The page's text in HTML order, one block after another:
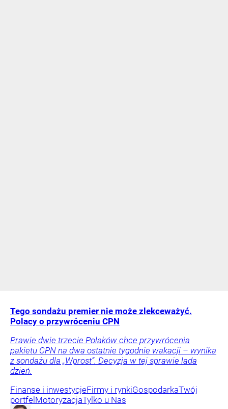
Tego sondażu premier nie może zlekceważyć.
Polacy o przywróceniu CPN
Prawie dwie trzecie Polaków chce przywrócenia
pakietu CPN na dwa ostatnie tygodnie wakacji – wynika
z sondażu dla „Wprost”. Decyzja w tej sprawie lada
dzień.
Finanse i inwestycjeFirmy i rynkiGospodarkaTwój
portfelMotoryzacjaTylko u Nas